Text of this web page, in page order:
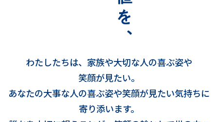
わたしたちは、家族や⼤切な⼈の喜ぶ姿や
笑顔が⾒たい。
あなたの⼤事な⼈の喜ぶ姿や笑顔が⾒たい気持ちに
寄り添います。